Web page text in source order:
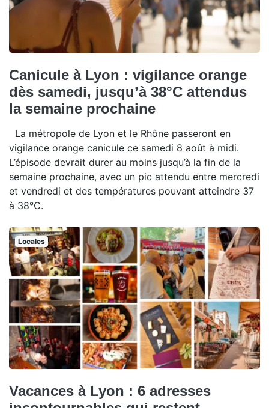
Canicule à Lyon : vigilance orange
dès samedi, jusqu’à 38°C attendus
la semaine prochaine
La métropole de Lyon et le Rhône passeront en
vigilance orange canicule ce samedi 8 août à midi.
L’épisode devrait durer au moins jusqu’à la fin de la
semaine prochaine, avec un pic attendu entre mercredi
et vendredi et des températures pouvant atteindre 37
à 38°C.
Locales
Vacances à Lyon : 6 adresses